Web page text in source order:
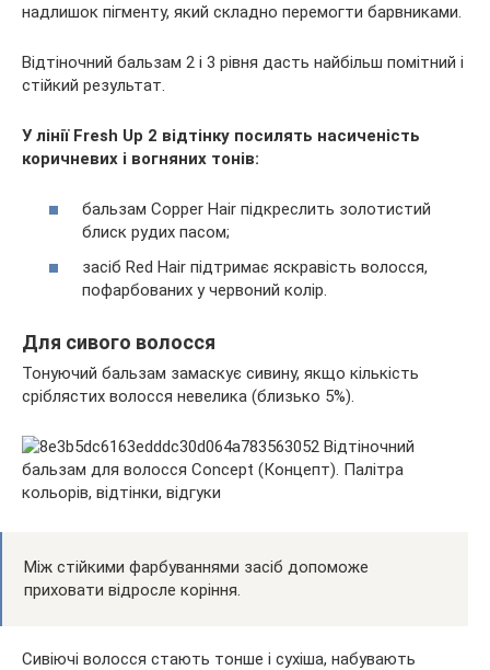
надлишок пігменту, який складно перемогти барвниками.
Відтіночний бальзам 2 і 3 рівня дасть найбільш помітний і
стійкий результат.
У лінії Fresh Up 2 відтінку посилять насиченість
коричневих і вогняних тонів:
бальзам Copper Hair підкреслить золотистий
блиск рудих пасом;
засіб Red Hair підтримає яскравість волосся,
пофарбованих у червоний колір.
Для сивого волосся
Тонуючий бальзам замаскує сивину, якщо кількість
сріблястих волосся невелика (близько 5%).
Між стійкими фарбуваннями засіб допоможе
приховати відросле коріння.
Сивіючі волосся стають тонше і сухіша, набувають